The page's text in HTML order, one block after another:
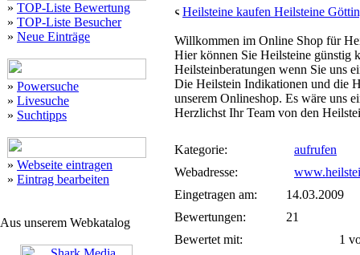
» TOP-Liste Bewertung
» TOP-Liste Besucher
» Neue Einträge
» Powersuche
» Livesuche
» Suchtipps
» Webseite eintragen
» Eintrag bearbeiten
Aus unserem Webkatalog
Heilsteine kaufen Heilsteine
Willkommen im Online Shop für
Hier können Sie Heilsteine günstig
Heilsteinberatungen wenn Sie uns
Die Heilstein Indikationen und die
unserem Onlineshop. Es wäre uns
Herzlichst Ihr Team von den
Kategorie:
aufrufen
Webadresse:
Eingetragen am:
14.03.2009
Bewertungen:
21
Bewertet mit:
1